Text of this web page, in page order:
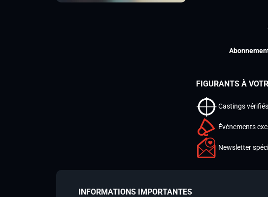
FIGURANTS À
Castings
Événements
Newsletter
INFORMATIONS IMPORTANTES